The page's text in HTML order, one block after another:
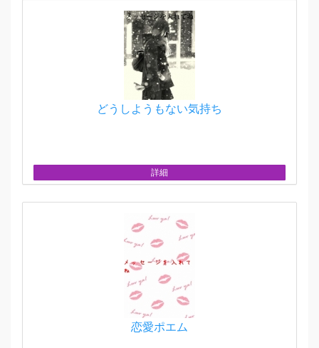
どうしようもない気持ち
詳細
恋愛ポエム